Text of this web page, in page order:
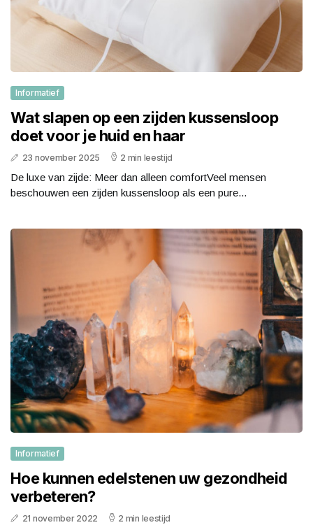
Informatief
Wat slapen op een zijden kussensloop
doet voor je huid en haar
23 november 2025 2 min leestijd
De luxe van zijde: Meer dan alleen comfortVeel mensen
beschouwen een zijden kussensloop als een pure...
Informatief
Hoe kunnen edelstenen uw gezondheid
verbeteren?
21 november 2022 2 min leestijd